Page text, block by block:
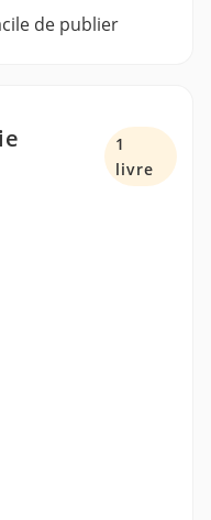
de publier
1
livre